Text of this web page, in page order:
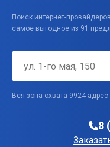
Поиск интернет-
самое выгодное из 91
Вся зона охвата 9924
8